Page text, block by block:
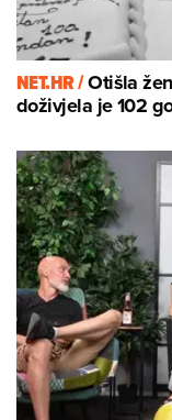
NET.HR /Otišla
doživjela je 102